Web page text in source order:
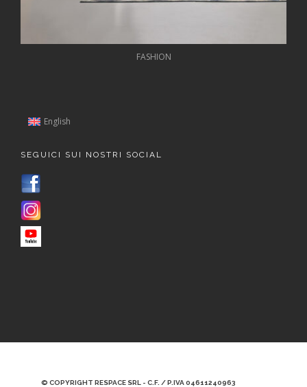
FASHION
English
SEGUICI SUI NOSTRI SOCIAL
© COPYRIGHT RESPACE SRL - C.F. / P.IVA 04611240963